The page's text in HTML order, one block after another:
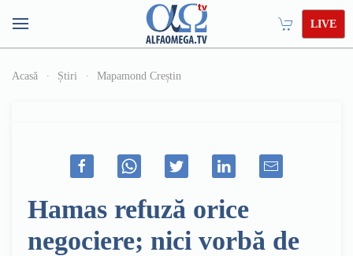
LIVE
Acasă Știri Mapamond Creștin
Hamas refuză orice
negociere; nici vorbă de